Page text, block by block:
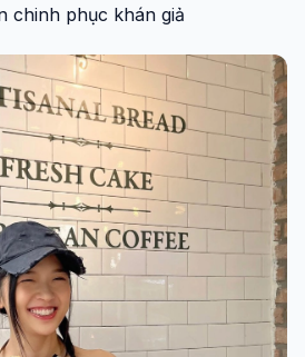
chinh phục khán giả